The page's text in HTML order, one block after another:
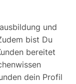
und
bist Du
bereitet
dein Profil